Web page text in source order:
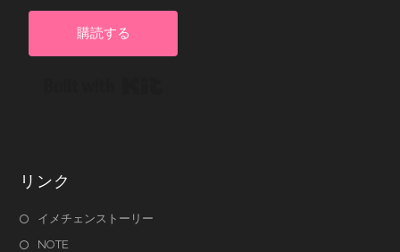
購読する
リンク
イメチェンストーリー
NOTE